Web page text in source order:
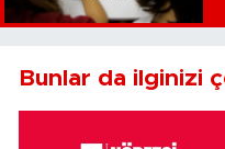
Bunlar da ilginizi